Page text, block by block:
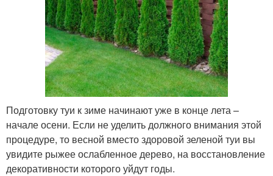
Подготовку туи к зиме начинают уже в конце лета –
начале осени. Если не уделить должного внимания этой
процедуре, то весной вместо здоровой зеленой туи вы
увидите рыжее ослабленное дерево, на восстановление
декоративности которого уйдут годы.